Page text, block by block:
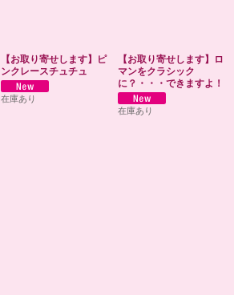
【お取り寄せします】ピ
ンクレースチュチュ
在庫あり
【お取り寄せします】ロ
マンをクラシック
に？・・・できますよ！
在庫あり